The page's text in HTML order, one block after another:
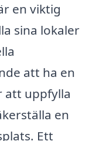
en viktig
sina lokaler
att ha en
att uppfylla
en
Ett